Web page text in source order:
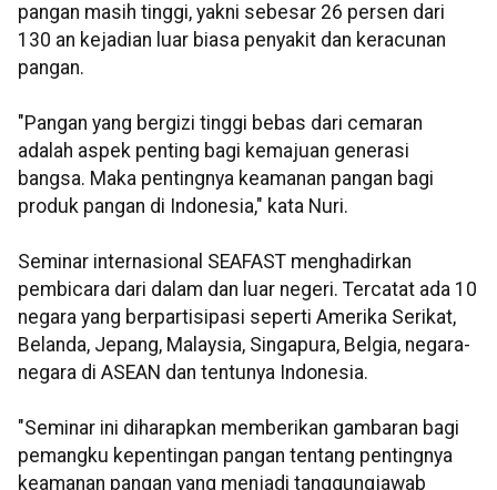
pangan masih tinggi, yakni sebesar 26 persen dari
130 an kejadian luar biasa penyakit dan keracunan
pangan.
"Pangan yang bergizi tinggi bebas dari cemaran
adalah aspek penting bagi kemajuan generasi
bangsa. Maka pentingnya keamanan pangan bagi
produk pangan di Indonesia," kata Nuri.
Seminar internasional SEAFAST menghadirkan
pembicara dari dalam dan luar negeri. Tercatat ada 10
negara yang berpartisipasi seperti Amerika Serikat,
Belanda, Jepang, Malaysia, Singapura, Belgia, negara-
negara di ASEAN dan tentunya Indonesia.
"Seminar ini diharapkan memberikan gambaran bagi
pemangku kepentingan pangan tentang pentingnya
keamanan pangan yang menjadi tanggungjawab